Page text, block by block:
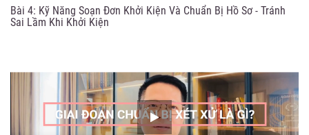
Bài 4: Kỹ Năng Soạn Đơn Khởi Kiện Và Chuẩn Bị Hồ Sơ - Tránh
Sai Lầm Khi Khởi Kiện